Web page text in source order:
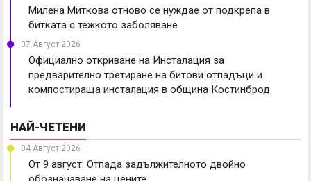
Милена Миткова отново се нуждае от подкрепа в
битката с тежкото заболяване
07 Август 2026
Официално откриване на Инсталация за
предварително третиране на битови отпадъци и
компостираща инсталация в община Костинброд
НАЙ-ЧЕТЕНИ
04 Август 2026
От 9 август: Отпада задължителното двойно